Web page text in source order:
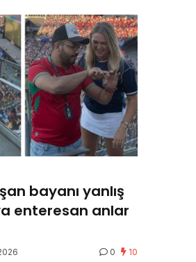
bayanı yanlış
enteresan anlar
0 10